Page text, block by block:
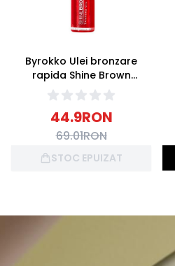
Byrokko Ulei bronzare
rapida Shine Brown
Tanning Oil Watermelon
145ml
44.9RON
69.01RON
STOC EPUIZAT